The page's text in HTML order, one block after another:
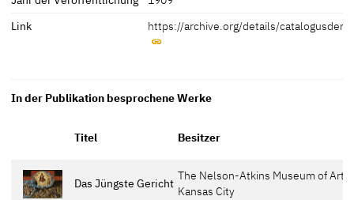
Link
https://archive.org/details/
In der Publikation besprochene Werke
Titel Besitzer
Das Jüngste Gericht
The Nelson-Atkins Museum of Art,
Kansas City